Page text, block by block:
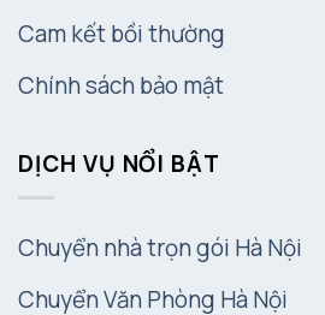
Cam kết bồi thường
Chính sách bảo mật
DỊCH VỤ NỔI BẬT
Chuyển nhà trọn gói Hà Nội
Chuyển Văn Phòng Hà Nội